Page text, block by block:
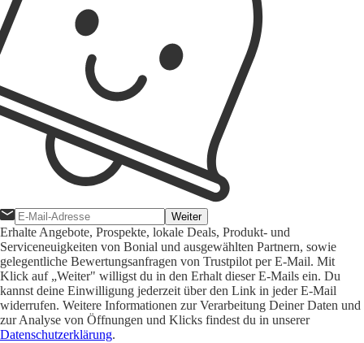
Weiter
Erhalte Angebote, Prospekte, lokale Deals, Produkt- und
Serviceneuigkeiten von Bonial und ausgewählten Partnern, sowie
gelegentliche Bewertungsanfragen von Trustpilot per E-Mail. Mit
Klick auf „Weiter" willigst du in den Erhalt dieser E-Mails ein. Du
kannst deine Einwilligung jederzeit über den Link in jeder E-Mail
widerrufen. Weitere Informationen zur Verarbeitung Deiner Daten und
zur Analyse von Öffnungen und Klicks findest du in unserer
Datenschutzerklärung.